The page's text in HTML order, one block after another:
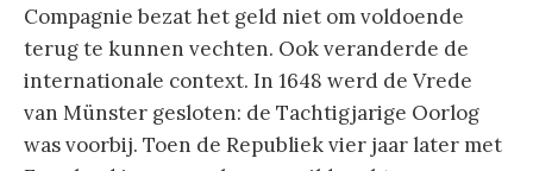
Compagnie bezat het geld niet om voldoende
terug te kunnen vechten. Ook veranderde de
internationale context. In 1648 werd de Vrede
van Münster gesloten: de Tachtigjarige Oorlog
was voorbij. Toen de Republiek vier jaar later met